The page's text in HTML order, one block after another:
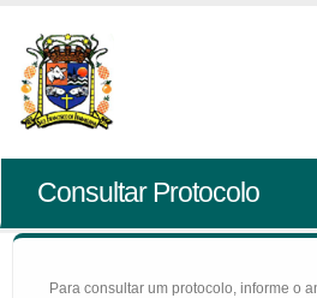
Consultar Protocolo
Para consultar um protocolo, informe o